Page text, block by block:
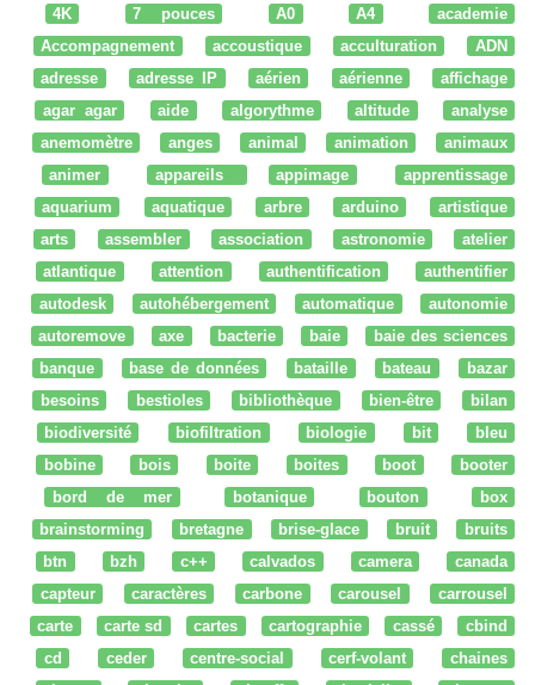
4K
7 pouces A0 A4
academie
Accompagnement
accoustique acculturation
ADN
adresse
adresse IP aérien aérienne
affichage
agar agar
aide algorythme altitude
analyse
anemomètre
anges animal animation
animaux
animer
appareils appimage
apprentissage
aquarium
aquatique arbre arduino
artistique
arts
assembler association astronomie
atelier
atlantique
attention authentification
authentifier
autodesk
autohébergement automatique
autonomie
autoremove
axe bacterie baie
baie des sciences
banque
base de données bataille bateau
bazar
besoins
bestioles bibliothèque bien-être
bilan
biodiversité
biofiltration biologie bit
bleu
bobine
bois boite boites boot
booter
bord de mer
botanique bouton
box
brainstorming
bretagne brise-glace bruit
bruits
btn
bzh c++ calvados camera
canada
capteur
caractères carbone carousel
carrousel
carte
carte sd cartes cartographie cassé
cbind
cd
ceder centre-social cerf-volant
chaines